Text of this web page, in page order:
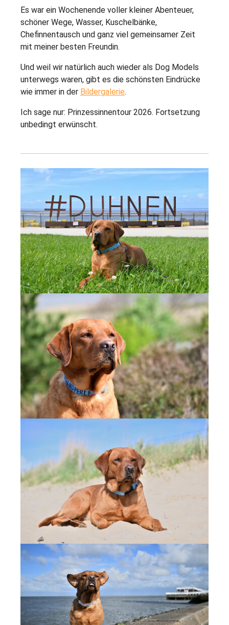
Es war ein Wochenende voller kleiner Abenteuer,
schöner Wege, Wasser, Kuschelbänke,
Chefinnentausch und ganz viel gemeinsamer Zeit
mit meiner besten Freundin.
Und weil wir natürlich auch wieder als Dog Models
unterwegs waren, gibt es die schönsten Eindrücke
wie immer in der Bildergalerie.
Ich sage nur: Prinzessinnentour 2026. Fortsetzung
unbedingt erwünscht.
Show larger version
Show larger version
Show larger version